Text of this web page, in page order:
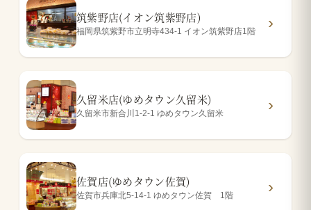
筑紫野店(イオン筑紫野店)
福岡県筑紫野市立明寺434-1 イオン筑紫野店1階
久留米店(ゆめタウン久留米)
久留米市新合川1-2-1 ゆめタウン久留米
佐賀店(ゆめタウン佐賀)
佐賀市兵庫北5-14-1 ゆめタウン佐賀 1階